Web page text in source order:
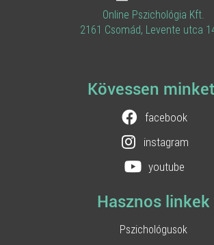
Online Pszichológia Kft.
2161 Csomád, Levente utca
Kövessen
facebook
instagram
youtube
Hasznos linkek
Pszichológusok